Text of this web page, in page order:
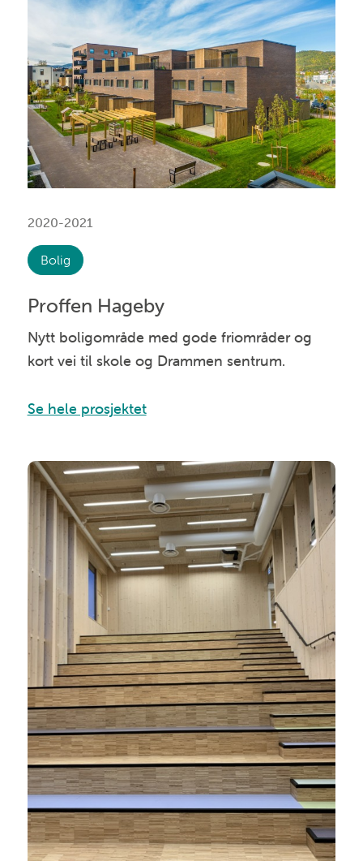
2020-2021
Bolig
Proffen Hageby
Nytt boligområde med gode friområder og
kort vei til skole og Drammen sentrum.
Se hele prosjektet